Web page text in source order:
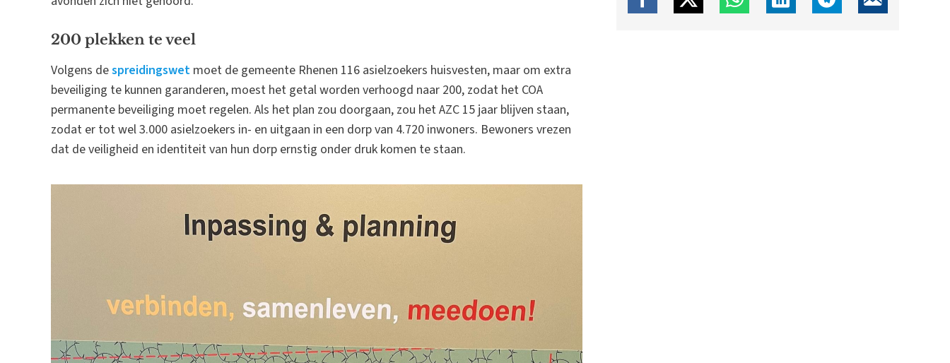
200 plekken te veel
Volgens despreidingswet moet de gemeente Rhenen 116 asielzoekers huisvesten, maar om extra
beveiliging te kunnen garanderen, moest het getal worden verhoogd naar 200, zodat het COA
permanente beveiliging moet regelen. Als het plan zou doorgaan, zou het AZC 15 jaar blijven staan,
zodat er tot wel 3.000 asielzoekers in- en uitgaan in een dorp van 4.720 inwoners. Bewoners vrezen
dat de veiligheid en identiteit van hun dorp ernstig onder druk komen te staan.